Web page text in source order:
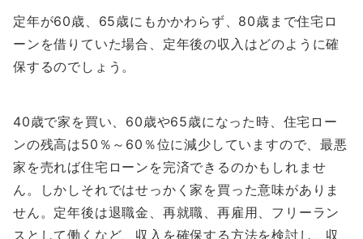
定年が60歳、65歳にもかかわらず、80歳まで住宅ロ
ーンを借りていた場合、定年後の収入はどのように確
保するのでしょう。
40歳で家を買い、60歳や65歳になった時、住宅ロー
ンの残高は50％～60％位に減少していますので、最悪
家を売れば住宅ローンを完済できるのかもしれませ
ん。しかしそれではせっかく家を買った意味がありま
せん。定年後は退職金、再就職、再雇用、フリーラン
スとして働くなど、収入を確保する方法を検討し、収